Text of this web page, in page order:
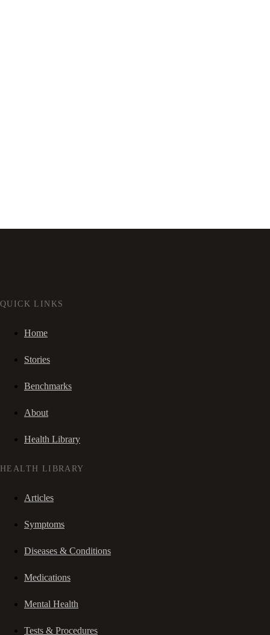
QUICK LINKS
Home
Stories
Benchmarks
About
Health Library
HEALTH LIBRARY
Articles
Symptoms
Diseases & Conditions
Medications
Mental Health
Tests & Procedures